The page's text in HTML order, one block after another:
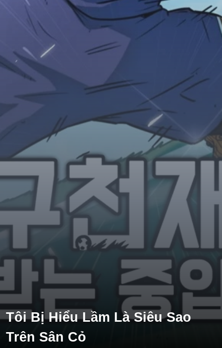
Horror
Chuyển Sinh
Martial Arts
Shoujo
Đam Mỹ
Sci-Fi
#Sủng Ngọt
Huyền Huyễn
Tổng Tài
Isekai
#Chiếm Hữu Mạnh Mẽ
Sports
Tôi Bị Hiểu Lầm Là Siêu Sao
Trên Sân Cỏ